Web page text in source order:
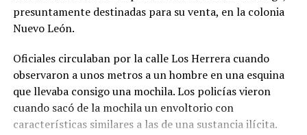
presuntamente destinadas para su venta, en la colonia
Nuevo León.
Oficiales circulaban por la calle Los Herrera cuando
observaron a unos metros a un hombre en una esquina
que llevaba consigo una mochila. Los policías vieron
cuando sacó de la mochila un envoltorio con
características similares a las de una sustancia ilícita.